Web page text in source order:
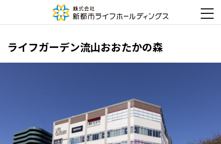
ライフガーデン流山おおたかの森